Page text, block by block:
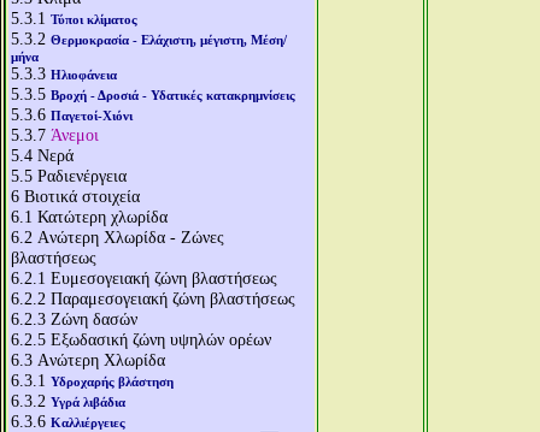
5.3.1 Τύποι κλίματος
5.3.2 Θερμοκρασία - Ελάχιστη, μέγιστη, Μέση/
μήνα
5.3.3 Ηλιοφάνεια
5.3.5 Βροχή - Δροσιά - Υδατικές κατακρημνίσεις
5.3.6 Παγετοί-Χιόνι
5.3.7 Άνεμοι
5.4 Νερά
5.5 Ραδιενέργεια
6 Βιοτικά στοιχεία
6.1 Κατώτερη χλωρίδα
6.2 Aνώτερη Χλωρίδα - Ζώνες
βλαστήσεως
6.2.1 Ευμεσογειακή ζώνη βλαστήσεως
6.2.2 Παραμεσογειακή ζώνη βλαστήσεως
6.2.3 Ζώνη δασών
6.2.5 Εξωδασική ζώνη υψηλών ορέων
6.3 Aνώτερη Χλωρίδα
6.3.1 Υδροχαρής βλάστηση
6.3.2 Υγρά λιβάδια
6.3.6 Καλλιέργειες